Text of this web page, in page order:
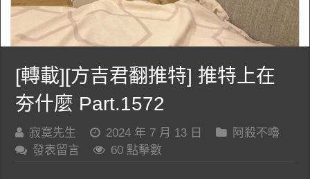
[轉載][方吉君翻推特] 推特上在
夯什麼 Part.1572
寂寞先生 2024 年 7 月 13 日
阿殺不嚕
發表留言
60 點擊數